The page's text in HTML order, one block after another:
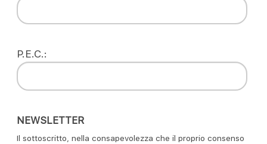
P.E.C.:
NEWSLETTER
Il sottoscritto